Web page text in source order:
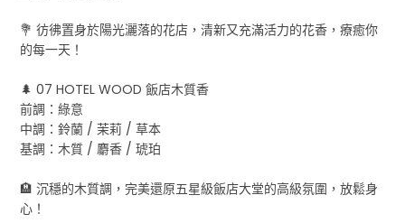
💐 彷彿置身於陽光灑落的花店，清新又充滿活力的花香，療癒你
的每一天！
🌲 07 HOTEL WOOD 飯店木質香
前調：綠意
中調：鈴蘭 / 茉莉 / 草本
基調：木質 / 麝香 / 琥珀
🏨 沉穩的木質調，完美還原五星級飯店大堂的高級氛圍，放鬆身
心！